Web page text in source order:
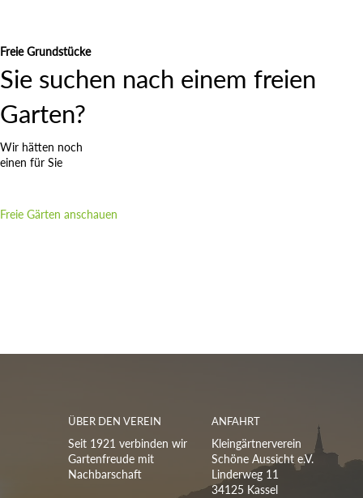
Freie Grundstücke
Sie suchen nach einem freien
Garten?
Wir hätten noch
einen für Sie
Freie Gärten anschauen
ÜBER DEN VEREIN
Seit 1921 verbinden wir
Gartenfreude mit
Nachbarschaft
ANFAHRT
Kleingärtnerverein
Schöne Aussicht e.V.
Linderweg 11
34125 Kassel